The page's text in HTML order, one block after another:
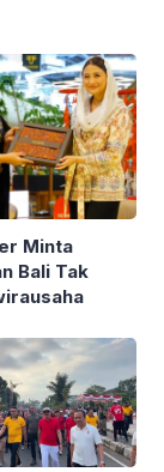
Minta
Bali Tak